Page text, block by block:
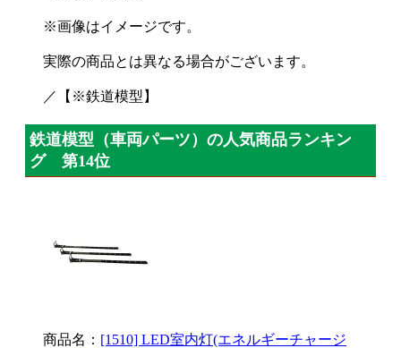
※画像はイメージです。
実際の商品とは異なる場合がございます。
／【※鉄道模型】
鉄道模型（車両パーツ）の人気商品ランキン
グ 第14位
商品名： [1510] LED室内灯(エネルギーチャージ